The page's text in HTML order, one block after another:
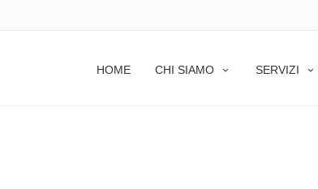
HOME CHI SIAMO SERVIZI